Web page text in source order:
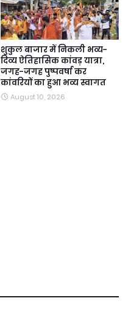
शुकुल बाजार में निकली भव्य-
दिव्य ऐतिहासिक कांवड़ यात्रा,
जगह-जगह पुष्पवर्षा कर
कांवरियों का हुआ भव्य स्वागत
August 10, 2026